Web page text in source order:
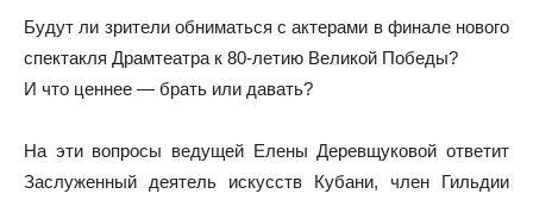
Будут ли зрители обниматься с актерами в финале нового
спектакля Драмтеатра к 80-летию Великой Победы?
И что ценнее — брать или давать?
На эти вопросы ведущей Елены Деревщуковой ответит
Заслуженный деятель искусств Кубани, член Гильдии